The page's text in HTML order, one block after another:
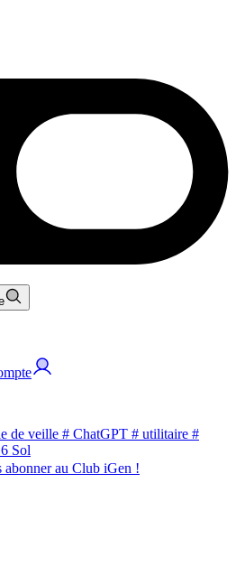
de veille # ChatGPT # utilitaire #
Sol
abonner au Club iGen !